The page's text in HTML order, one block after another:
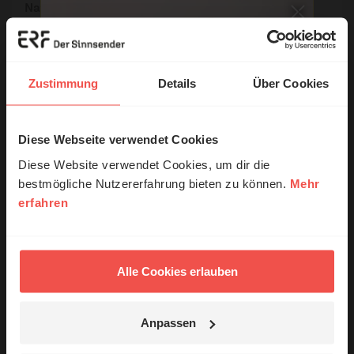
Zustimmung Details Über Cookies
Diese Webseite verwendet Cookies
Diese Website verwendet Cookies, um dir die
bestmögliche Nutzererfahrung bieten zu können. Mehr
erfahren
Alle Cookies erlauben
Anpassen
anonymisiert erfasst und zum Zweck der
ausgewertet werden. Es erfolgt keine Weitergabe
© Ruth Schneider / ERF